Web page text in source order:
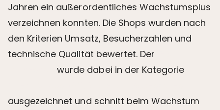
Jahren ein außerordentliches Wachstumsplus
verzeichnen konnten. Die Shops wurden nach
den Kriterien Umsatz, Besucherzahlen und
technische Qualität bewertet. Der
wurde dabei in der Kategorie
ausgezeichnet und schnitt beim Wachstum